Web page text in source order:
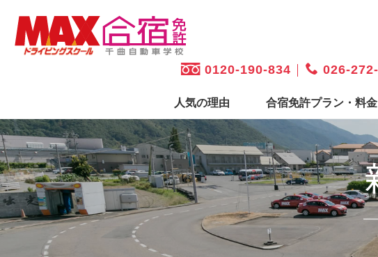
0120-190-834 026-
人気の理由 合宿免許プラン・料金